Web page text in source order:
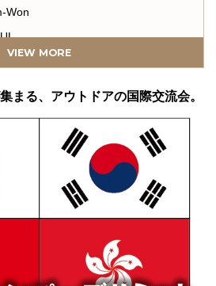
Won
2018 概要
VIEW MORE
まる、アウトドアの国際交流会。